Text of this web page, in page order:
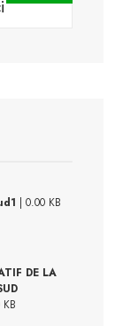
| 0.00 KB
DE LA